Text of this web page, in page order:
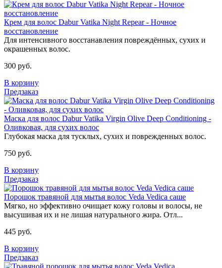
Крем для волос Dabur Vatika Night Repear - Ночное
восстановление
Для интенсивного восстанавления повреждённых, сухих и
окрашенных волос.
300 руб.
В корзину
Предзаказ
Маска для волос Dabur Vatika Virgin Olive Deep Conditioning -
Оливковая, для сухих волос
Глубокая маска для тусклых, сухих и поврежденных волос.
750 руб.
В корзину
Предзаказ
Порошок травяной для мытья волос Veda Vedica саше
Мягко, но эффективно очищает кожу головы и волосы, не
высушивая их и не лишая натурального жира. Отл...
445 руб.
В корзину
Предзаказ